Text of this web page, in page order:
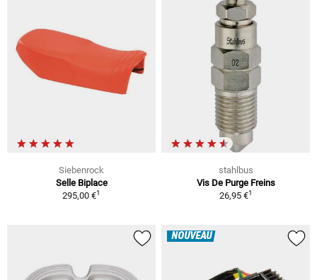
Siebenrock
Selle Biplace
295,00 €1
stahlbus
Vis De Purge Freins
26,95 €1
NOUVEAU